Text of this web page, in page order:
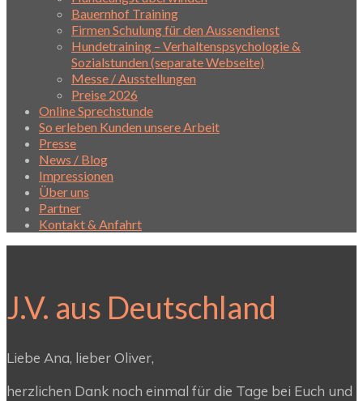
Bauernhof Training
Firmen Schulung für den Aussendienst
Hundetraining – Verhaltenspsychologie &
Sozialstunden (separate Webseite)
Messe / Ausstellungen
Preise 2026
Online Sprechstunde
So erleben Kunden unsere Arbeit
Presse
News / Blog
Impressionen
Über uns
Partner
Kontakt & Anfahrt
J.V. aus Deutschland
Liebe Ana, lieber Oliver,
herzlichen Dank noch einmal für die Tage bei Euch und